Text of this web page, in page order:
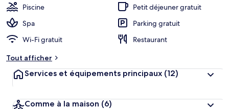
Piscine
Petit déjeuner gratuit
Spa
Parking gratuit
Wi-Fi gratuit
Restaurant
Tout afficher
Services et équipements principaux (12)
Comme à la maison (6)